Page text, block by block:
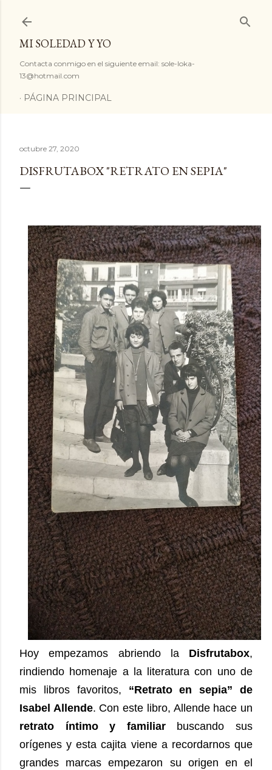
MI SOLEDAD Y YO
Contacta conmigo en el siguiente email: sole-loka-
13@hotmail.com
PÁGINA PRINCIPAL
octubre 27, 2020
DISFRUTABOX "RETRATO EN SEPIA"
Hoy empezamos abriendo la Disfrutabox,
rindiendo homenaje a la literatura con uno de
mis libros favoritos, “Retrato en sepia” de
Isabel Allende. Con este libro, Allende hace un
retrato íntimo y familiarbuscando sus
orígenes y esta cajita viene a recordarnos que
grandes marcas empezaron su origen en el